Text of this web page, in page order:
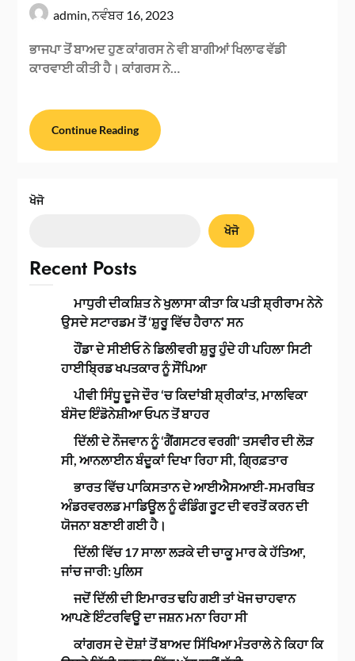
admin,ਨਵੰਬਰ 16, 2023
ਭਾਜਪਾ ਤੋਂ ਬਾਅਦ ਹੁਣ ਕਾਂਗਰਸ ਨੇ ਵੀ ਬਾਗੀਆਂ ਖਿਲਾਫ ਵੱਡੀ
ਕਾਰਵਾਈ ਕੀਤੀ ਹੈ। ਕਾਂਗਰਸ ਨੇ…
Continue Reading
ਖੋਜੋ
ਖੋਜੋ
Recent Posts
ਮਾਧੁਰੀ ਦੀਕਸ਼ਿਤ ਨੇ ਖੁਲਾਸਾ ਕੀਤਾ ਕਿ ਪਤੀ ਸ਼੍ਰੀਰਾਮ ਨੇਨੇ
ਉਸਦੇ ਸਟਾਰਡਮ ਤੋਂ ‘ਸ਼ੁਰੂ ਵਿੱਚ ਹੈਰਾਨ’ ਸਨ
ਹੌਂਡਾ ਦੇ ਸੀਈਓ ਨੇ ਡਿਲੀਵਰੀ ਸ਼ੁਰੂ ਹੁੰਦੇ ਹੀ ਪਹਿਲਾ ਸਿਟੀ
ਹਾਈਬ੍ਰਿਡ ਖਪਤਕਾਰ ਨੂੰ ਸੌਂਪਿਆ
ਪੀਵੀ ਸਿੰਧੂ ਦੂਜੇ ਦੌਰ ‘ਚ ਕਿਦਾਂਬੀ ਸ਼੍ਰੀਕਾਂਤ, ਮਾਲਵਿਕਾ
ਬੰਸੋਦ ਇੰਡੋਨੇਸ਼ੀਆ ਓਪਨ ਤੋਂ ਬਾਹਰ
ਦਿੱਲੀ ਦੇ ਨੌਜਵਾਨ ਨੂੰ ‘ਗੈਂਗਸਟਰ ਵਰਗੀ’ ਤਸਵੀਰ ਦੀ ਲੋੜ
ਸੀ, ਆਨਲਾਈਨ ਬੰਦੂਕਾਂ ਦਿਖਾ ਰਿਹਾ ਸੀ, ਗ੍ਰਿਫ਼ਤਾਰ
ਭਾਰਤ ਵਿੱਚ ਪਾਕਿਸਤਾਨ ਦੇ ਆਈਐਸਆਈ-ਸਮਰਥਿਤ
ਅੰਡਰਵਰਲਡ ਮਾਡਿਊਲ ਨੂੰ ਫੰਡਿੰਗ ਰੂਟ ਦੀ ਵਰਤੋਂ ਕਰਨ ਦੀ
ਯੋਜਨਾ ਬਣਾਈ ਗਈ ਹੈ।
ਦਿੱਲੀ ਵਿੱਚ 17 ਸਾਲਾ ਲੜਕੇ ਦੀ ਚਾਕੂ ਮਾਰ ਕੇ ਹੱਤਿਆ,
ਜਾਂਚ ਜਾਰੀ: ਪੁਲਿਸ
ਜਦੋਂ ਦਿੱਲੀ ਦੀ ਇਮਾਰਤ ਢਹਿ ਗਈ ਤਾਂ ਖੋਜ ਚਾਹਵਾਨ
ਆਪਣੇ ਇੰਟਰਵਿਊ ਦਾ ਜਸ਼ਨ ਮਨਾ ਰਿਹਾ ਸੀ
ਕਾਂਗਰਸ ਦੇ ਦੋਸ਼ਾਂ ਤੋਂ ਬਾਅਦ ਸਿੱਖਿਆ ਮੰਤਰਾਲੇ ਨੇ ਕਿਹਾ ਕਿ